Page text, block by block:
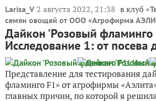
Larisa_V 2 августа 2022, 21:38 в клуб «
семян овощей от ООО «Агрофирма
Дайкон 'Розовый фламинго
Исследование 1: от посева
Представление для тестирования
фламинго F1» от агрофирмы
главных причин, по которой я